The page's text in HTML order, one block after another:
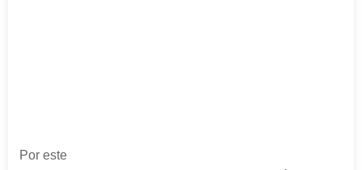
Por este